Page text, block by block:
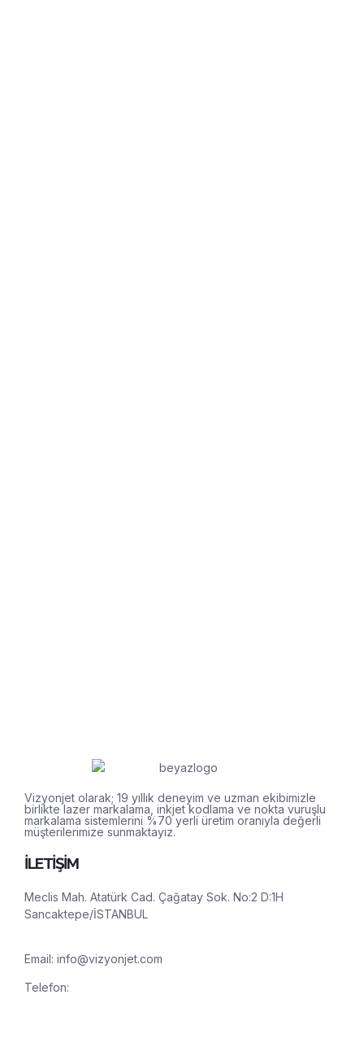
Vizyonjet olarak; 19 yıllık deneyim ve uzman ekibimizle
birlikte lazer markalama, inkjet kodlama ve nokta vuruşlu
markalama sistemlerini %70 yerli üretim oranıyla değerli
müşterilerimize sunmaktayız.
İLETİŞİM
Meclis Mah. Atatürk Cad. Çağatay Sok. No:2 D:1H
Sancaktepe/İSTANBUL
Email: info@vizyonjet.com
Telefon: